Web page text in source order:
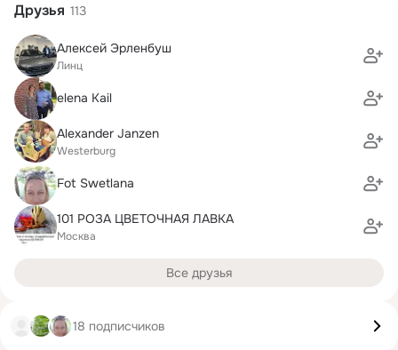
Друзья 113
Алексей Эрленбуш
Линц
elena Kail
Alexander Janzen
Westerburg
Fot Swetlana
101 РОЗА ЦВЕТОЧНАЯ ЛАВКА
Москва
Все друзья
18 подписчиков